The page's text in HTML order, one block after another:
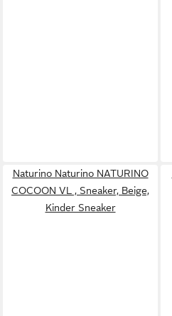
Naturino Naturino NATURINO
COCOON VL , Sneaker, Beige,
Kinder Sneaker